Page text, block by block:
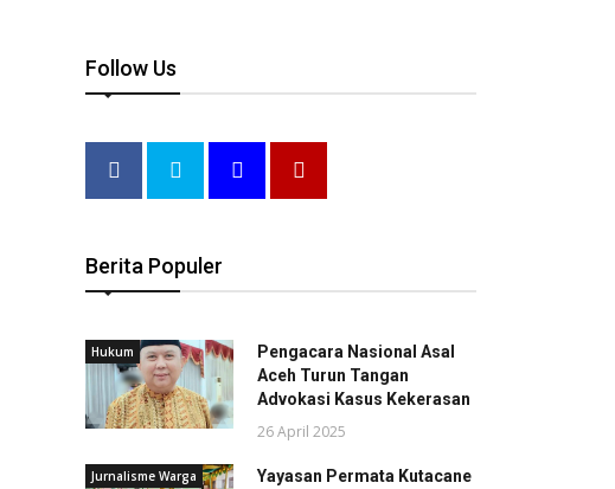
Follow Us
Berita Populer
Hukum
Pengacara Nasional Asal
Aceh Turun Tangan
Advokasi Kasus Kekerasan
26 April 2025
Jurnalisme Warga
Yayasan Permata Kutacane